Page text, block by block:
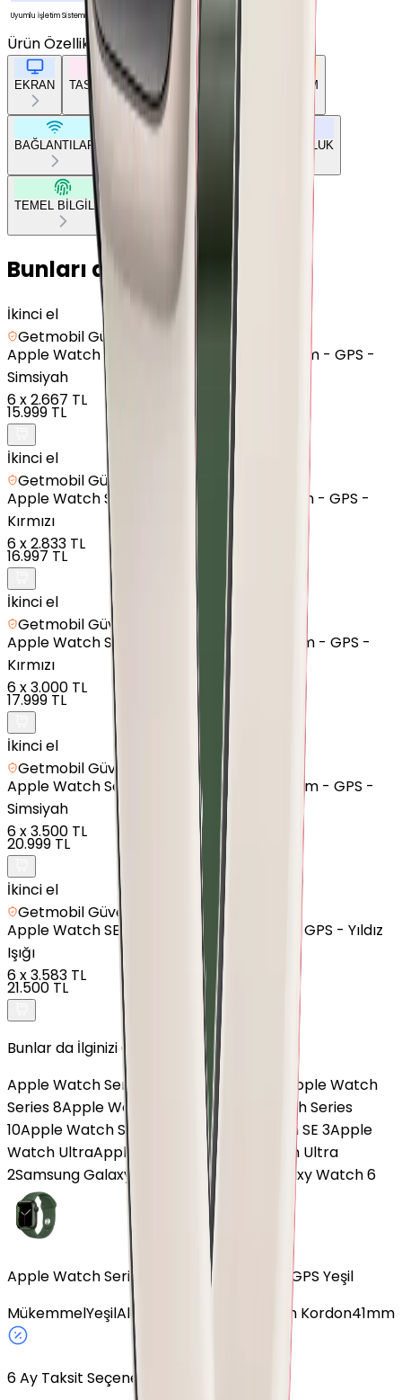
Uyumlu İşletim SistemiiOS
Ürün Özellikleri Tümünü Gör
EKRAN TASARIM GENEL ÖZELLİKLER DONANIM
BAĞLANTILAR SENSÖRLER UYUMLULUK
TEMEL BİLGİLER
Bunları da Beğenebilirsin
İkinci el
Getmobil Güvencesi
AppleWatch Series 10 - Alüminyum - 46mm - GPS -
Simsiyah
6x2.667 TL
15.999 TL
İkinci el
Getmobil Güvencesi
AppleWatch Series 9 - Alüminyum - 45mm - GPS -
Kırmızı
6x2.833 TL
16.997 TL
İkinci el
Getmobil Güvencesi
AppleWatch Series 8 - Alüminyum - 45mm - GPS -
Kırmızı
6x3.000 TL
17.999 TL
İkinci el
Getmobil Güvencesi
AppleWatch Series 10 - Alüminyum - 42mm - GPS -
Simsiyah
6x3.500 TL
20.999 TL
İkinci el
Getmobil Güvencesi
AppleWatch SE 3 - Alüminyum - 44mm - GPS - Yıldız
Işığı
6x3.583 TL
21.500 TL
Bunlar da İlginizi Çekebilir
Apple Watch Series 4
Apple Watch SE 2
Apple Watch
Series 8Apple Watch Series 6Apple Watch Series
10Apple Watch Series 7 Nike Apple Watch SE 3Apple
Watch UltraApple Watch SE Apple Watch Ultra
2Samsung Galaxy Watch 7 Samsung Galaxy Watch 6
Apple Watch Series 7 Alüminyum 41mm GPS Yeşil
MükemmelYeşilAlüminyum Spor Siyah Kordon41mm
6Ay Taksit Seçeneği